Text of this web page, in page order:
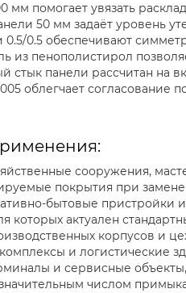
мм помогает увязать
50 мм задаёт уровень
0.5 обеспечивают
из пенополистирол
стык панели рассчитан на
облегчает
сооружения,
покрытия при
бытовые пристройки
которых актуален
корпусов и
и логистические
и сервисные
числом